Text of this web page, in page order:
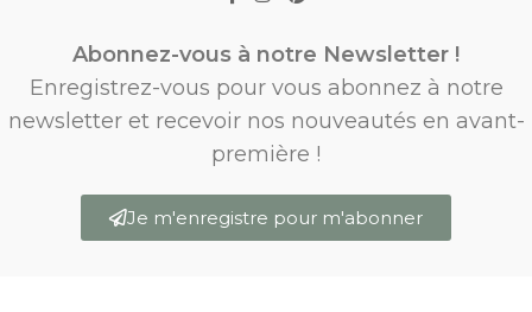
Abonnez-vous à notre Newsletter !
Enregistrez-vous pour vous abonnez à notre
newsletter et recevoir nos nouveautés en avant-
première !
Je m'enregistre pour m'abonner